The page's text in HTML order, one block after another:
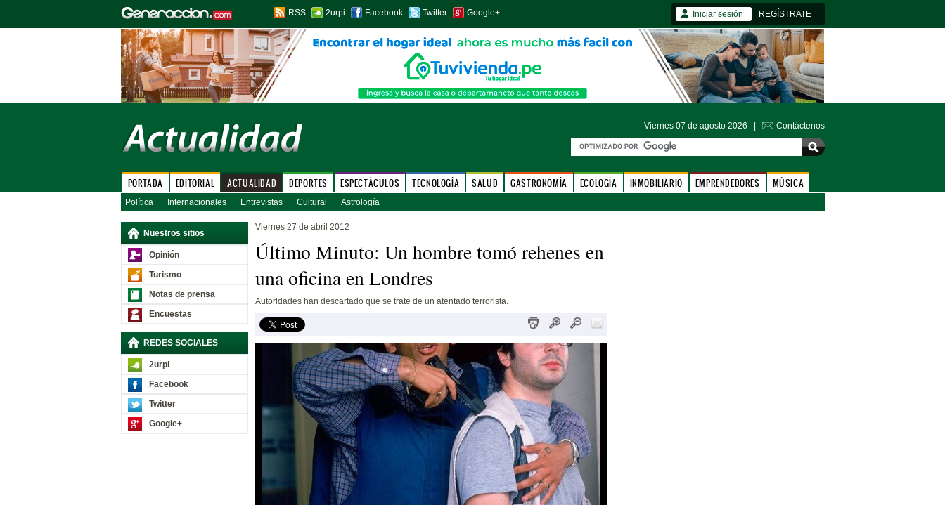
RSS 2urpi Facebook Twitter Google+ Iniciar sesión REGÍSTRATE
Viernes 07 de agosto 2026 | Contáctenos
PORTADA EDITORIAL ACTUALIDAD DEPORTES ESPECTÁCULOS TECNOLOGÍA SALUD GASTRONOMÍA ECOLOGÍA INMOBILIARIO EMPRENDEDORES MÚSICA
Política Internacionales Entrevistas Cultural Astrología
Nuestros sitios
Opinión
Turismo
Notas de prensa
Encuestas
REDES SOCIALES
2urpi
Facebook
Twitter
Google+
Viernes 27 de abril 2012
Último Minuto: Un hombre tomó rehenes en
una oficina en Londres
Autoridades han descartado que se trate de un atentado terrorista.